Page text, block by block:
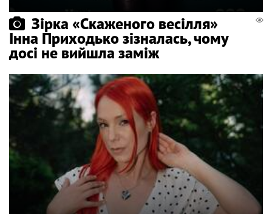
Зірка «Скаженого весілля»
Інна Приходько зізналась, чому
досі не вийшла заміж